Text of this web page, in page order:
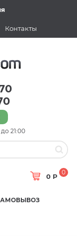
Контакты
21:00
0 Р
0